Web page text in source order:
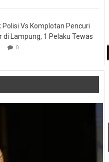
Polisi Vs Komplotan Pencuri
di Lampung, 1 Pelaku Tewas
0